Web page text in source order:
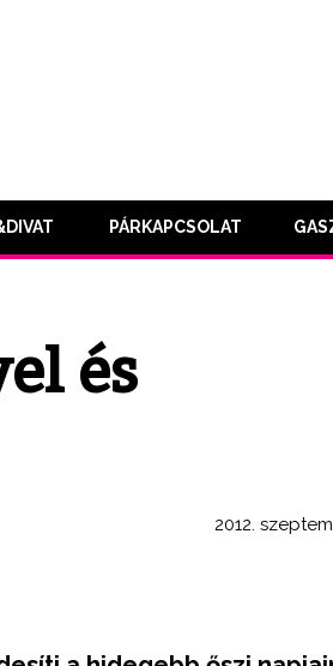
PÁRKAPCSOLAT
és
2012.